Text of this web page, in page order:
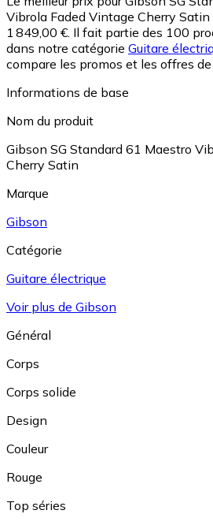
Vibrola Faded Vintage Cherry
1 849,00 €. Il fait partie des 100
dans notre catégorie Guitare
compare les promos et les offres
Informations de base
Nom du produit
Gibson SG Standard 61 Maestro
Cherry Satin
Marque
Gibson
Catégorie
Guitare électrique
Voir plus de Gibson
Général
Corps
Corps solide
Design
Couleur
Rouge
Top séries